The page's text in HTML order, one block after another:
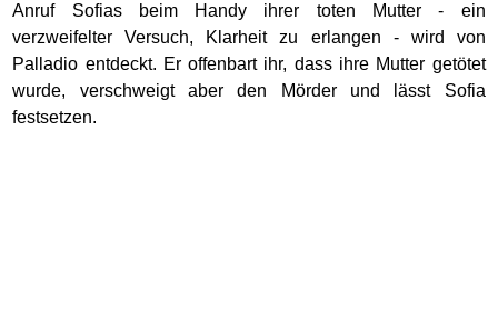
Anruf Sofias beim Handy ihrer toten Mutter - ein
verzweifelter Versuch, Klarheit zu erlangen - wird von
Palladio entdeckt. Er offenbart ihr, dass ihre Mutter getötet
wurde, verschweigt aber den Mörder und lässt Sofia
festsetzen.